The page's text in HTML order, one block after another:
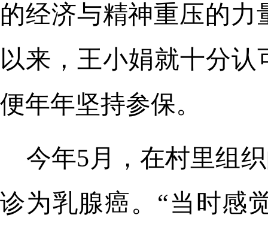
的经济与精神重压的
以来，王小娟就十分
便年年坚持参保。
今年5月，在村里组
诊为乳腺癌。“当时感